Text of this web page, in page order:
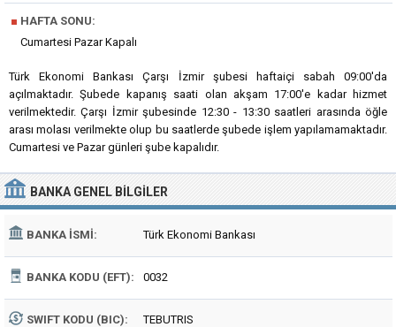
■ HAFTA SONU:
Cumartesi Pazar Kapalı
Türk Ekonomi Bankası Çarşı İzmir şubesi haftaiçi sabah 09:00'da
açılmaktadır. Şubede kapanış saati olan akşam 17:00'e kadar hizmet
verilmektedir. Çarşı İzmir şubesinde 12:30 - 13:30 saatleri arasında öğle
arası molası verilmekte olup bu saatlerde şubede işlem yapılamamaktadır.
Cumartesi ve Pazar günleri şube kapalıdır.
BANKA GENEL BILGILER
BANKA İSMI: Türk Ekonomi Bankası
BANKA KODU (EFT): 0032
SWIFT KODU (BIC): TEBUTRIS